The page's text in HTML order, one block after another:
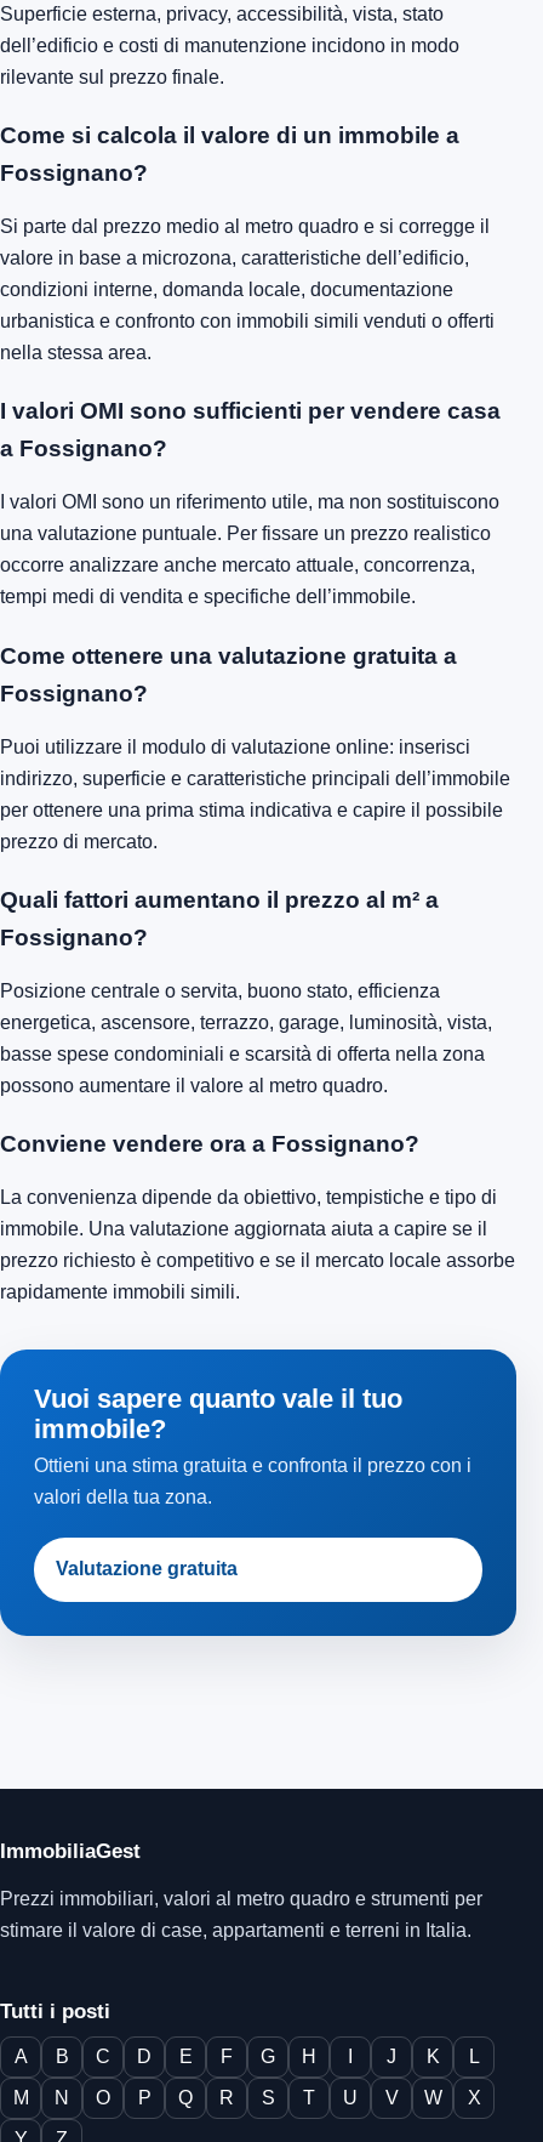
Superficie esterna, privacy, accessibilità, vista, stato
dell’edificio e costi di manutenzione incidono in modo
rilevante sul prezzo finale.
Come si calcola il valore di un immobile a
Fossignano?
Si parte dal prezzo medio al metro quadro e si corregge il
valore in base a microzona, caratteristiche dell’edificio,
condizioni interne, domanda locale, documentazione
urbanistica e confronto con immobili simili venduti o offerti
nella stessa area.
I valori OMI sono sufficienti per vendere casa
a Fossignano?
I valori OMI sono un riferimento utile, ma non sostituiscono
una valutazione puntuale. Per fissare un prezzo realistico
occorre analizzare anche mercato attuale, concorrenza,
tempi medi di vendita e specifiche dell’immobile.
Come ottenere una valutazione gratuita a
Fossignano?
Puoi utilizzare il modulo di valutazione online: inserisci
indirizzo, superficie e caratteristiche principali dell’immobile
per ottenere una prima stima indicativa e capire il possibile
prezzo di mercato.
Quali fattori aumentano il prezzo al m² a
Fossignano?
Posizione centrale o servita, buono stato, efficienza
energetica, ascensore, terrazzo, garage, luminosità, vista,
basse spese condominiali e scarsità di offerta nella zona
possono aumentare il valore al metro quadro.
Conviene vendere ora a Fossignano?
La convenienza dipende da obiettivo, tempistiche e tipo di
immobile. Una valutazione aggiornata aiuta a capire se il
prezzo richiesto è competitivo e se il mercato locale assorbe
rapidamente immobili simili.
Vuoi sapere quanto vale il tuo
immobile?
Ottieni una stima gratuita e confronta il prezzo con i
valori della tua zona.
Valutazione gratuita
ImmobiliaGest
Prezzi immobiliari, valori al metro quadro e strumenti per
stimare il valore di case, appartamenti e terreni in Italia.
Tutti i posti
A B C D E F G H J K
L
M
N O P Q R S T U V W
X